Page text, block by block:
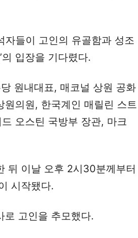
들이 고인의 유골함과 성조
입장을 기다렸다.
원내대표, 매코널 상원 공화
원의원, 한국계인 매릴린 스트
오스틴 국방부 장관, 마크
뒤 이날 오후 2시30분께부터
시작됐다.
로 고인을 추모했다.